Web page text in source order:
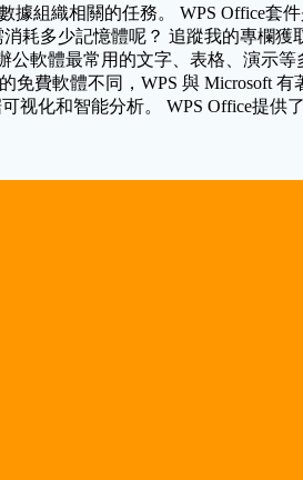
組織相關的任務。 WPS Office套
耗多少記憶體呢？ 追蹤我的專欄
軟體最常用的文字、表格、演示
費軟體不同，WPS 與 Microsoft
化和智能分析。 WPS Office提